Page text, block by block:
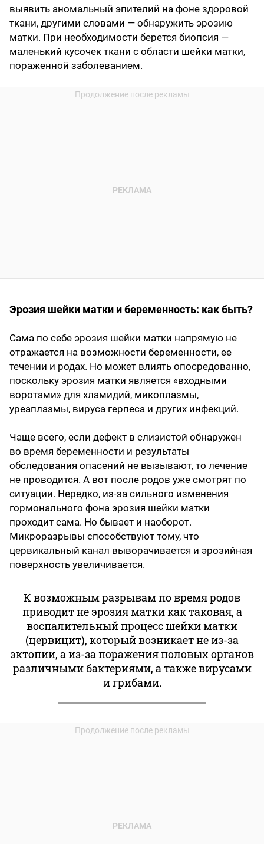
выявить аномальный эпителий на фоне здоровой
ткани, другими словами — обнаружить эрозию
матки. При необходимости берется биопсия —
маленький кусочек ткани с области шейки матки,
пораженной заболеванием.
Эрозия шейки матки и беременность: как быть?
Сама по себе эрозия шейки матки напрямую не
отражается на возможности беременности, ее
течении и родах. Но может влиять опосредованно,
поскольку эрозия матки является «входными
воротами» для хламидий, микоплазмы,
уреаплазмы, вируса герпеса и других инфекций.
Чаще всего, если дефект в слизистой обнаружен
во время беременности и результаты
обследования опасений не вызывают, то лечение
не проводится. А вот после родов уже смотрят по
ситуации. Нередко, из-за сильного изменения
гормонального фона эрозия шейки матки
проходит сама. Но бывает и наоборот.
Микроразрывы способствуют тому, что
цервикальный канал выворачивается и эрозийная
поверхность увеличивается.
К возможным разрывам по время родов
приводит не эрозия матки как таковая, а
воспалительный процесс шейки матки
(цервицит), который возникает не из-за
эктопии, а из-за поражения половых органов
различными бактериями, а также вирусами
и грибами.